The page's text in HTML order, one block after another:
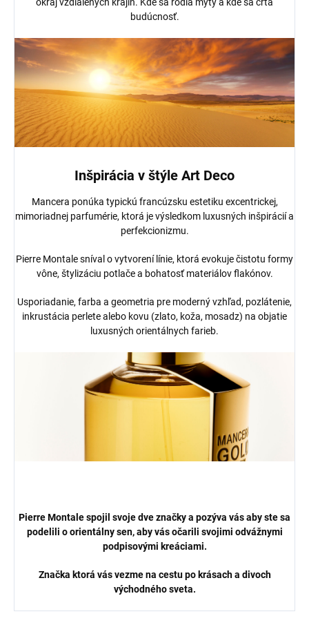
okraj vzdialených krajín. Kde sa rodia mýty a kde sa črtá
budúcnosť.
Inšpirácia v štýle Art Deco
Mancera ponúka typickú francúzsku estetiku excentrickej,
mimoriadnej parfumérie, ktorá je výsledkom luxusných inšpirácií a
perfekcionizmu.
Pierre Montale sníval o vytvorení línie, ktorá evokuje čistotu formy
vône, štylizáciu potlače a bohatosť materiálov flakónov.
Usporiadanie, farba a geometria pre moderný vzhľad, pozlátenie,
inkrustácia perlete alebo kovu (zlato, koža, mosadz) na objatie
luxusných orientálnych farieb.
Pierre Montale spojil svoje dve značky a pozýva vás aby ste sa
podelili o orientálny sen, aby vás očarili svojimi odvážnymi
podpisovými kreáciami.
Značka ktorá vás vezme na cestu po krásach a divoch
východného sveta.